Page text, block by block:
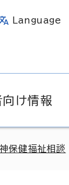
Language
け情報
保健福祉相談